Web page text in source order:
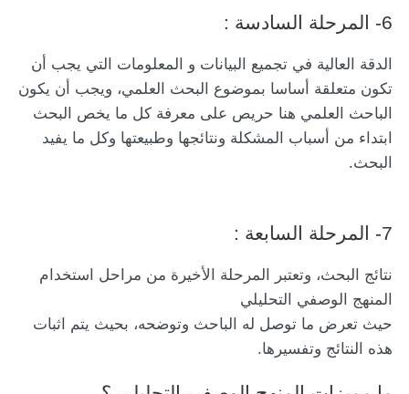
6- المرحلة السادسة :
الدقة العالية في تجميع البيانات و المعلومات التي يجب أن
تكون متعلقة أساسا بموضوع البحث العلمي، ويجب أن يكون
الباحث العلمي هنا حريص على معرفة كل ما يخص البحث
ابتداء من أسباب المشكلة ونتائجها وطبيعتها وكل ما يفيد
البحث.
7- المرحلة السابعة :
نتائج البحث، وتعتبر المرحلة الأخيرة من مراحل استخدام
المنهج الوصفي التحليلي
حيث تعرض ما توصل له الباحث وتوضحه، بحيث يتم اثبات
هذه النتائج وتفسيرها.